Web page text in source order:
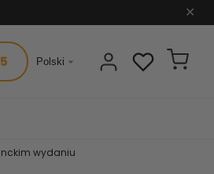
✕
Polski 
wydaniu